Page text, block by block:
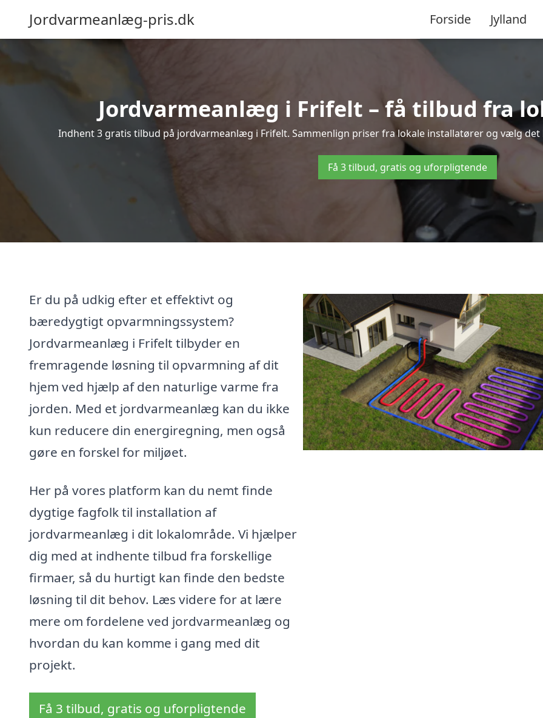
Jordvarmeanlæg-pris.dk Forside Jylland
Jordvarmeanlæg i Frifelt – få tilbud fra
Indhent 3 gratis tilbud på jordvarmeanlæg i Frifelt. Sammenlign priser fra lokale installatører og vælg
Få 3 tilbud, gratis og uforpligtende
Er du på udkig efter et effektivt og
bæredygtigt opvarmningssystem?
Jordvarmeanlæg i Frifelt tilbyder en
fremragende løsning til opvarmning af dit
hjem ved hjælp af den naturlige varme fra
jorden. Med et jordvarmeanlæg kan du ikke
kun reducere din energiregning, men også
gøre en forskel for miljøet.
Her på vores platform kan du nemt finde
dygtige fagfolk til installation af
jordvarmeanlæg i dit lokalområde. Vi hjælper
dig med at indhente tilbud fra forskellige
firmaer, så du hurtigt kan finde den bedste
løsning til dit behov. Læs videre for at lære
mere om fordelene ved jordvarmeanlæg og
hvordan du kan komme i gang med dit
projekt.
Få 3 tilbud, gratis og uforpligtende